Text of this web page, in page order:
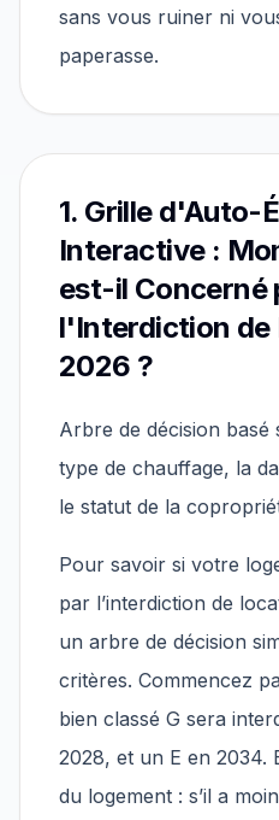
sans vous ruiner ni
paperasse.
1. Grille d'Auto-
Interactive :
est-il Concerné
l'Interdiction de
2026 ?
Arbre de décision basé
type de chauffage, la
le statut de la
Pour savoir si votre
par l’interdiction de
un arbre de décision
critères. Commencez
bien classé G sera
2028, et un E en 2034.
du logement : s’il a